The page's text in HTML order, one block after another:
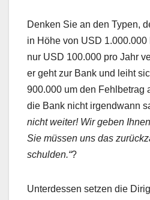
Denken Sie an den Typen,
in Höhe von USD
nur USD 100.000 pro Jahr
er geht zur Bank und leiht
900.000 um den Fehlbetrag
die Bank nicht irgendwann
nicht weiter! Wir geben
Sie müssen uns das
schulden.“?
Unterdessen setzen die